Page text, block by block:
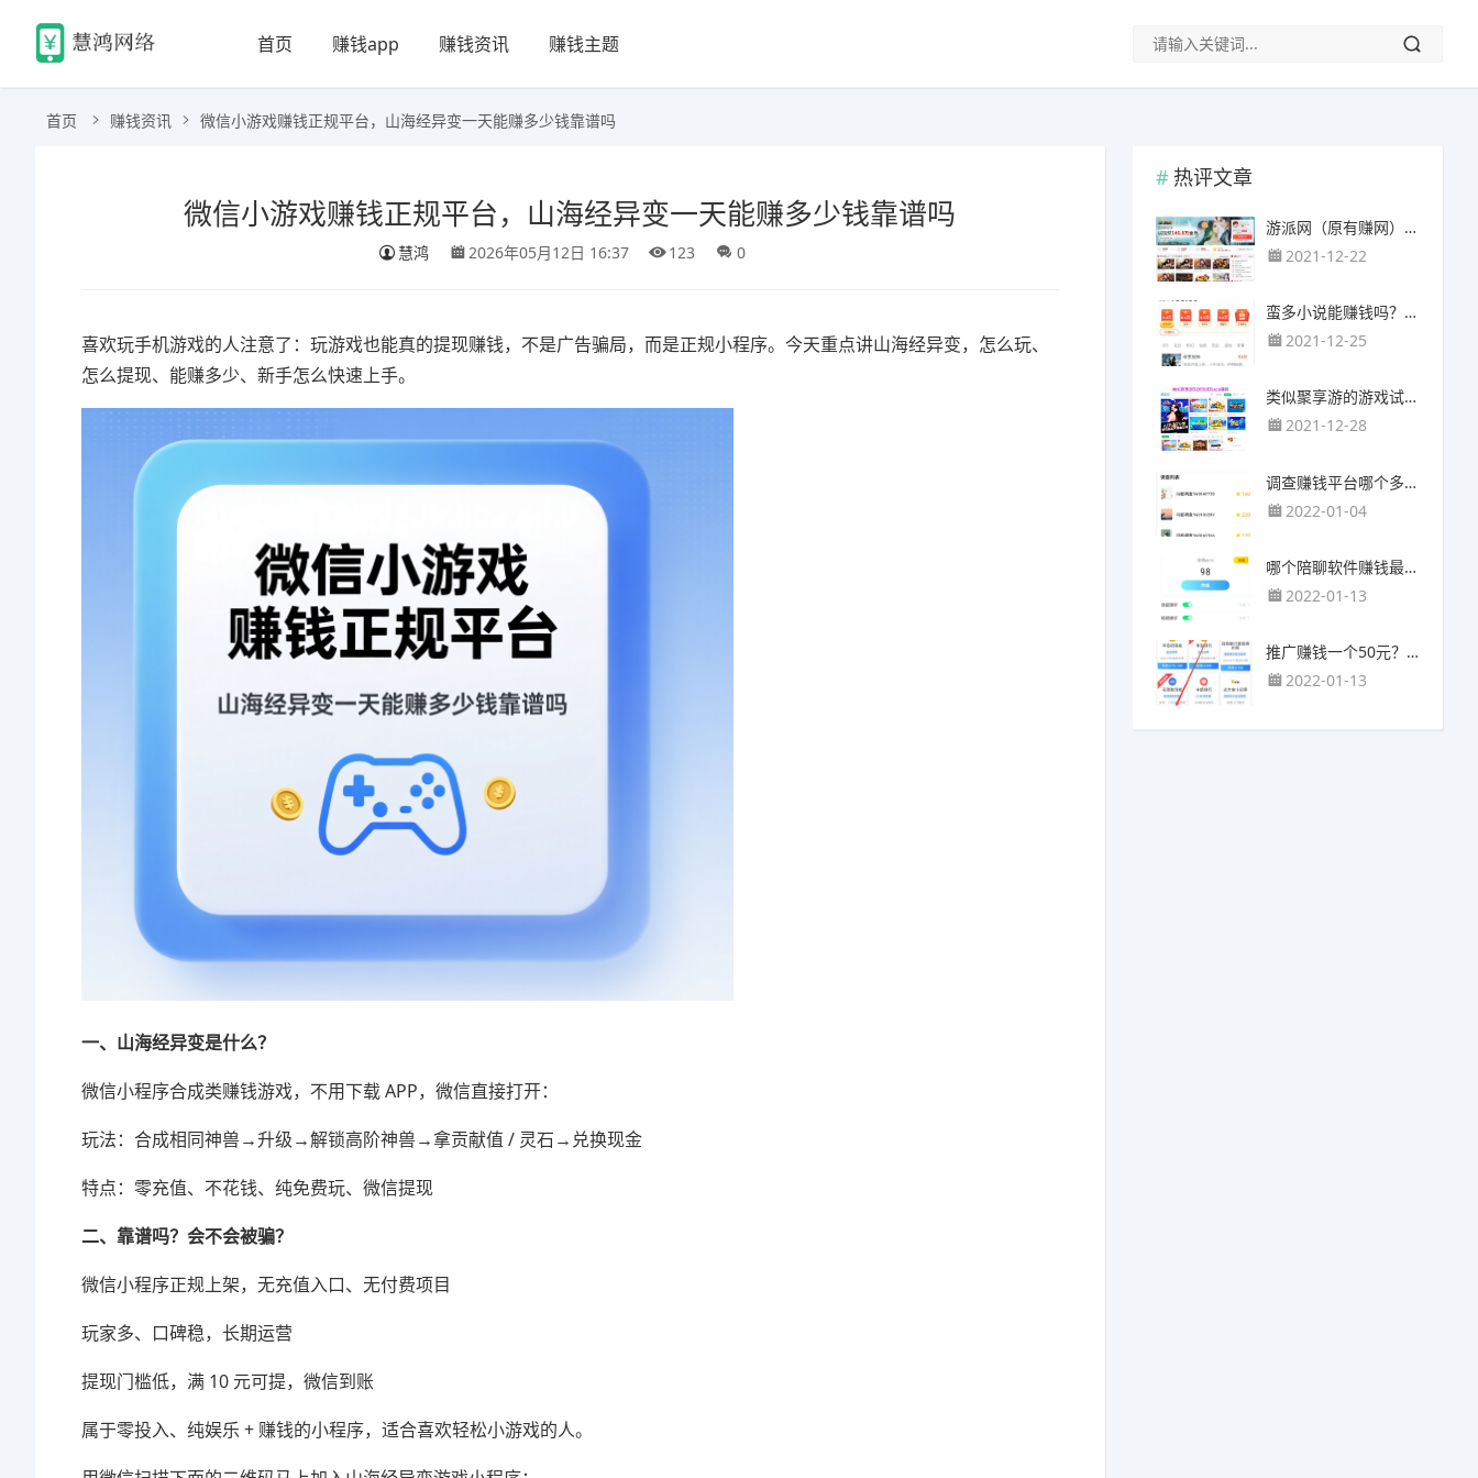
首页 赚钱app 赚钱资讯 赚钱主题
首页 赚钱资讯 微信小游戏赚钱正规平台，山海经异变一天能赚多少钱靠谱吗
微信小游戏赚钱正规平台，山海经异变一天能赚多少钱靠谱吗
慧鸿 2026年05月12日 16:37 123 0
喜欢玩手机游戏的人注意了：玩游戏也能真的提现赚钱，不是广告骗局，而是正规小程序。今天重点讲山海经异变，怎么玩、
怎么提现、能赚多少、新手怎么快速上手。
一、山海经异变是什么？
微信小程序合成类赚钱游戏，不用下载 APP，微信直接打开：
玩法：合成相同神兽→升级→解锁高阶神兽→拿贡献值 / 灵石→兑换现金
特点：零充值、不花钱、纯免费玩、微信提现
二、靠谱吗？会不会被骗？
微信小程序正规上架，无充值入口、无付费项目
玩家多、口碑稳，长期运营
提现门槛低，满 10 元可提，微信到账
属于零投入、纯娱乐 + 赚钱的小程序，适合喜欢轻松小游戏的人。
热评文章
游派网（原有赚网），主要以试玩游戏赚钱为主
2021-12-22
蛮多小说能赚钱吗？送的100元能提现靠谱吗？
2021-12-25
类似聚享游的游戏试玩app（平台）推荐
2021-12-28
调查赚钱平台哪个多？哪个调查网站正规靠谱？
2022-01-04
哪个陪聊软件赚钱最快？目前陪人聊天可以挣钱的app推荐
2022-01-13
推广赚钱一个50元？我这个一个最高可以赚500元
2022-01-13